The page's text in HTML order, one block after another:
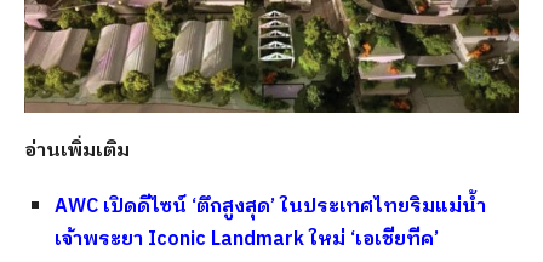
อ่านเพิ่มเติม
AWC เปิดดีไซน์ ‘ตึกสูงสุด’ ในประเทศไทยริมแม่น้ำ
เจ้าพระยา Iconic Landmark ใหม่ ‘เอเชียทีค’